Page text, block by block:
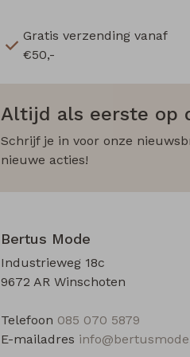
Gratis verzending vanaf
€50,-
Altijd als eerste op
Schrijf je in voor onze
nieuwe acties!
Bertus Mode
Industrieweg 18c
9672 AR Winschoten
Telefoon 085 070 5879
E-mailadres